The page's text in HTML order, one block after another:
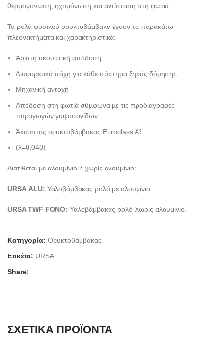
θερμομόνωση, ηχομόνωση και αντίσταση στη φωτιά.
Τα ρολά φυσικού ορυκτοβάμβακα έχουν τα παρακάτω
πλεονεκτήματα και χαρακτηριστικά:
Άριστη ακουστική απόδοση
∆ιαφορετικά πάχη για κάθε σύστηµα ξηράς δόµησης
Μηχανική αντοχή
Απόδοση στη φωτιά σύµφωνα µε τις προδιαγραφές
παραγωγών γυψοσανίδων
Άκαυστος ορυκτοβάµβακας Euroclass A1
(λ=0,040)
Διατίθεται με αλουμίνιο ή χωρίς αλουμίνιο:
URSA ALU: Υαλοβάμβακας ρολό με αλουμίνιο.
URSA TWF FONO: Υαλοβάμβακας ρολό Χωρίς αλουμίνιο.
Κατηγορία: Ορυκτοβάμβακας
Ετικέτα: URSA
Share:
ΣΧΕΤΙΚΆ ΠΡΟΪΌΝΤΑ